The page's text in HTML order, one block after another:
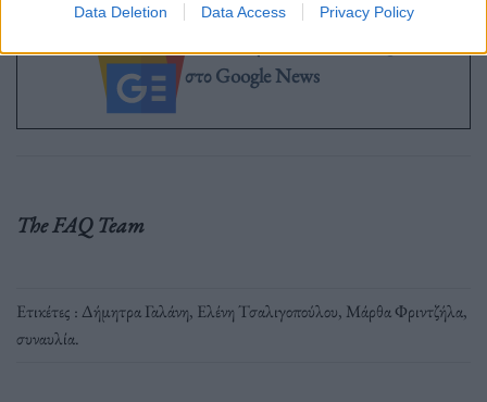
Data Deletion Data Access Privacy Policy
στο Google News
The FAQ Team
Ετικέτες : Δήμητρα Γαλάνη, Ελένη Τσαλιγοπούλου, Μάρθα Φριντζήλα,
συναυλία.